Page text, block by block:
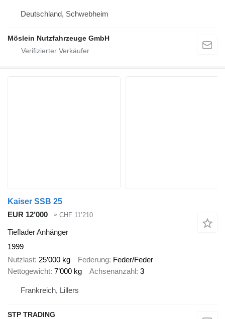
Deutschland, Schwebheim
Möslein Nutzfahrzeuge GmbH
Kaiser SSB 25
EUR 12’000
≈ CHF 11’210
Tieflader Anhänger
1999
Nutzlast 25’000 kg Federung Feder/Feder
Nettogewicht 7’000 kg Achsenanzahl 3
Frankreich, Lillers
STP TRADING